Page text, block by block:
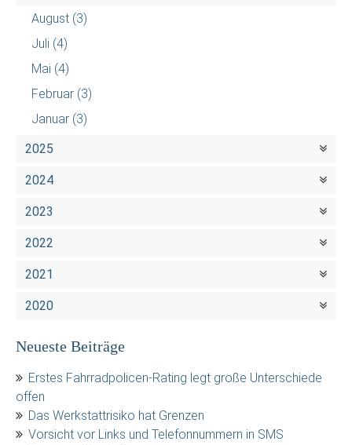
August (3)
Juli (4)
Mai (4)
Februar (3)
Januar (3)
2025
2024
2023
2022
2021
2020
Neueste Beiträge
Erstes Fahrradpolicen-Rating legt große Unterschiede
offen
Das Werkstattrisiko hat Grenzen
Vorsicht vor Links und Telefonnummern in SMS